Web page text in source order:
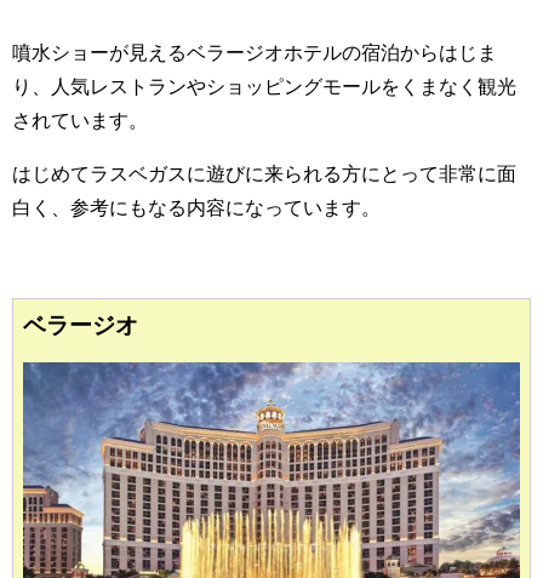
噴水ショーが見えるベラージオホテルの宿泊からはじま
り、人気レストランやショッピングモールをくまなく観光
されています。
はじめてラスベガスに遊びに来られる方にとって非常に面
白く、参考にもなる内容になっています。
ベラージオ